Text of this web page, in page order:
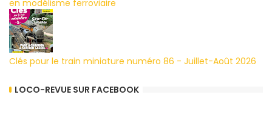
en modélisme ferroviaire
Clés pour le train miniature numéro 86 - Juillet-Août 2026
LOCO-REVUE SUR FACEBOOK